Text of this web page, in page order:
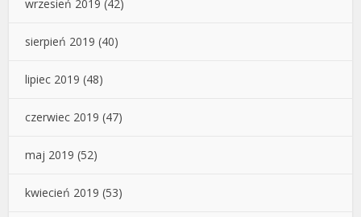
wrzesień 2019 (42)
sierpień 2019 (40)
lipiec 2019 (48)
czerwiec 2019 (47)
maj 2019 (52)
kwiecień 2019 (53)